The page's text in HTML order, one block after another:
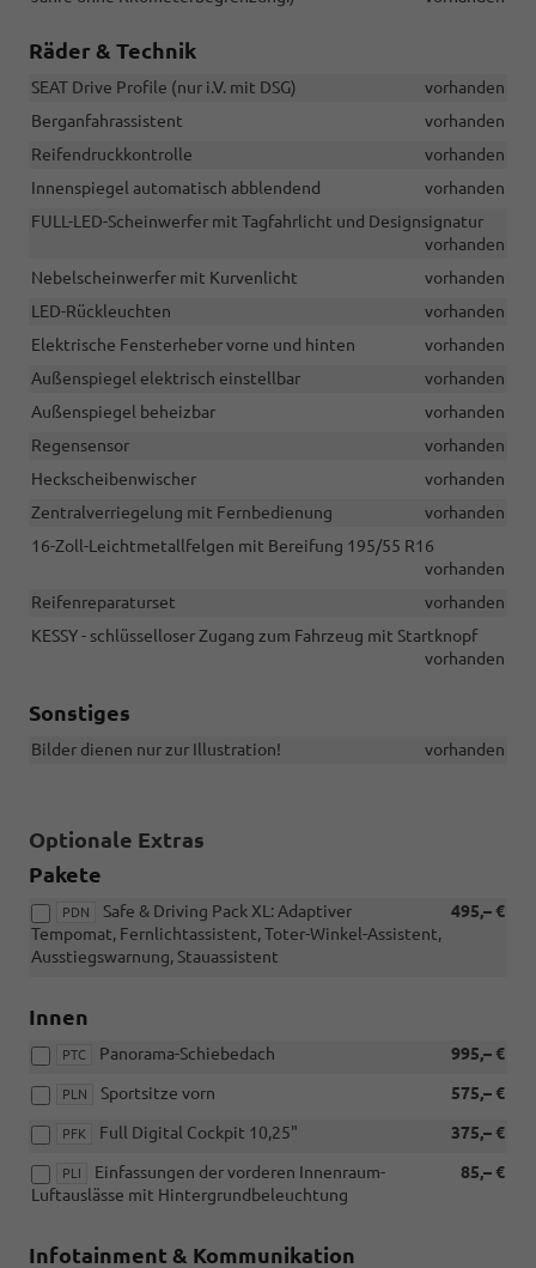
Räder & Technik
SEAT Drive Profile (nur i.V. mit DSG)
vorhanden
Berganfahrassistent
vorhanden
Reifendruckkontrolle
vorhanden
Innenspiegel automatisch abblendend
vorhanden
FULL-LED-Scheinwerfer mit Tagfahrlicht und Designsignatur
vorhanden
Nebelscheinwerfer mit Kurvenlicht
vorhanden
LED-Rückleuchten
vorhanden
Elektrische Fensterheber vorne und hinten
vorhanden
Außenspiegel elektrisch einstellbar
vorhanden
Außenspiegel beheizbar
vorhanden
Regensensor
vorhanden
Heckscheibenwischer
vorhanden
Zentralverriegelung mit Fernbedienung
vorhanden
16-Zoll-Leichtmetallfelgen mit Bereifung 195/55 R16
vorhanden
Reifenreparaturset
vorhanden
KESSY - schlüsselloser Zugang zum Fahrzeug mit Startknopf
vorhanden
Sonstiges
Bilder dienen nur zur Illustration! vorhanden
Optionale Extras
Pakete
PDN 495,– €
Safe & Driving Pack XL: Adaptiver
Tempomat, Fernlichtassistent, Toter-Winkel-Assistent,
Ausstiegswarnung, Stauassistent
Innen
PTC 995,– €
Panorama-Schiebedach
PLN 575,– €
Sportsitze vorn
PFK 375,– €
Full Digital Cockpit 10,25"
PLI 85,– €
Einfassungen der vorderen Innenraum-
Luftauslässe mit Hintergrundbeleuchtung
Infotainment & Kommunikation